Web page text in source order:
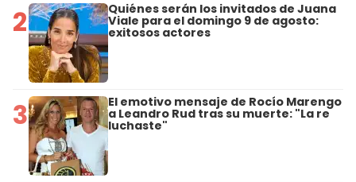
2 Quiénes serán los invitados de Juana
Viale para el domingo 9 de agosto:
exitosos actores
3 El emotivo mensaje de Rocío Marengo
a Leandro Rud tras su muerte: "La re
luchaste"